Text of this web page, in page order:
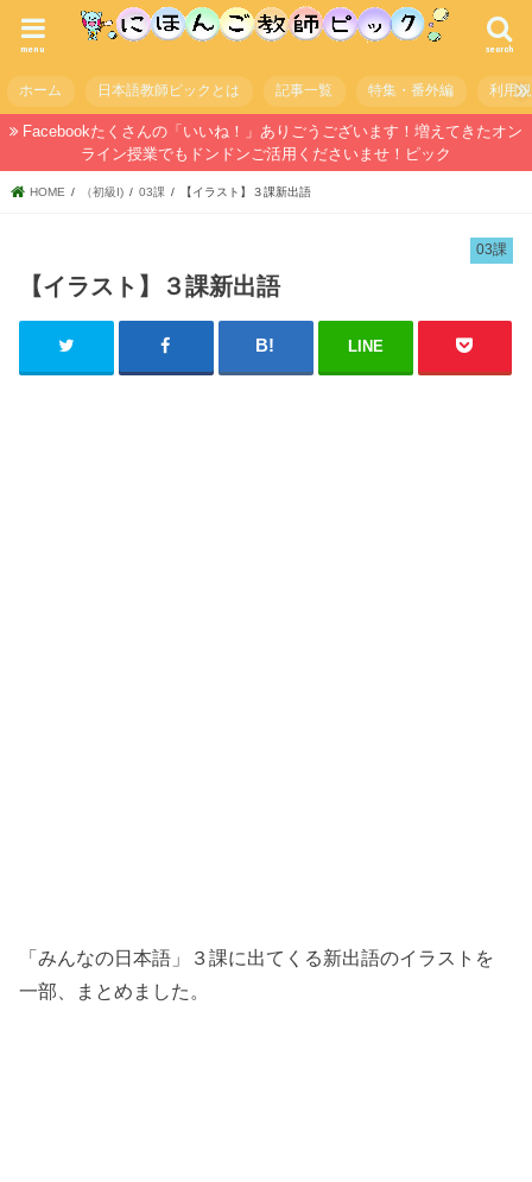
search
menu
ホーム 日本語教師ピックとは 記事一覧 特集・番外編 利用
Facebookたくさんの「いいね！」ありごうございます！増えてきたオン
ライン授業でもドンドンご活用くださいませ！ピック
HOME （初級I) 03課 【イラスト】３課新出語
03課
【イラスト】３課新出語
LINE
「みんなの日本語」３課に出てくる新出語のイラストを
一部、まとめました。